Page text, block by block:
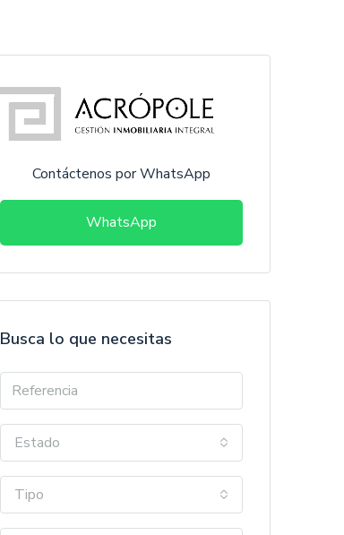
Contáctenos por WhatsApp
WhatsApp
Busca lo que necesitas
Estado
Tipo